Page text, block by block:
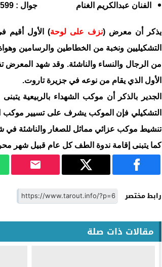
الفنان عبدالكريم الغنام جوال : 0506826599
يذكر أن معرض (نزف على لوحة
التشكيليين ونخبة من الخطاطين والرسامين
من الرجال والنساء والناشئة. وقد شهد المعرض
الأول الذي يقام من نوعه في جزيرة تاروت.
الجدير بالذكر أن موكب الشهداء بالربيعية
التشكيلي فإن الموكب يشرف على تسيير موكب
تنشيط موكب عزائي مماثل للصغار والناشئة في
كما يتبنى إقامة ندوة الطف كل عام قبيل شهر
رابط مختصر
مقالات ذات صلة